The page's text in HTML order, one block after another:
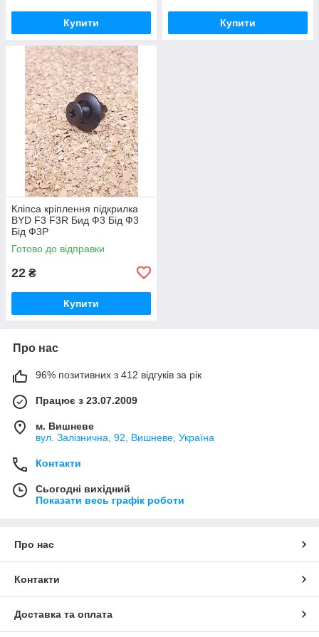
Купити Купити
Кліпса кріплення підкрилка
BYD F3 F3R Бид Ф3 Бід Ф3
Бід Ф3Р
Готово до відправки
22 ₴
Купити
Про нас
96% позитивних з 412 відгуків за рік
Працює з 23.07.2009
м. Вишневе
вул. Залізнична, 92, Вишневе, Україна
Контакти
Сьогодні вихідний
Показати весь графік роботи
Про нас
Контакти
Доставка та оплата